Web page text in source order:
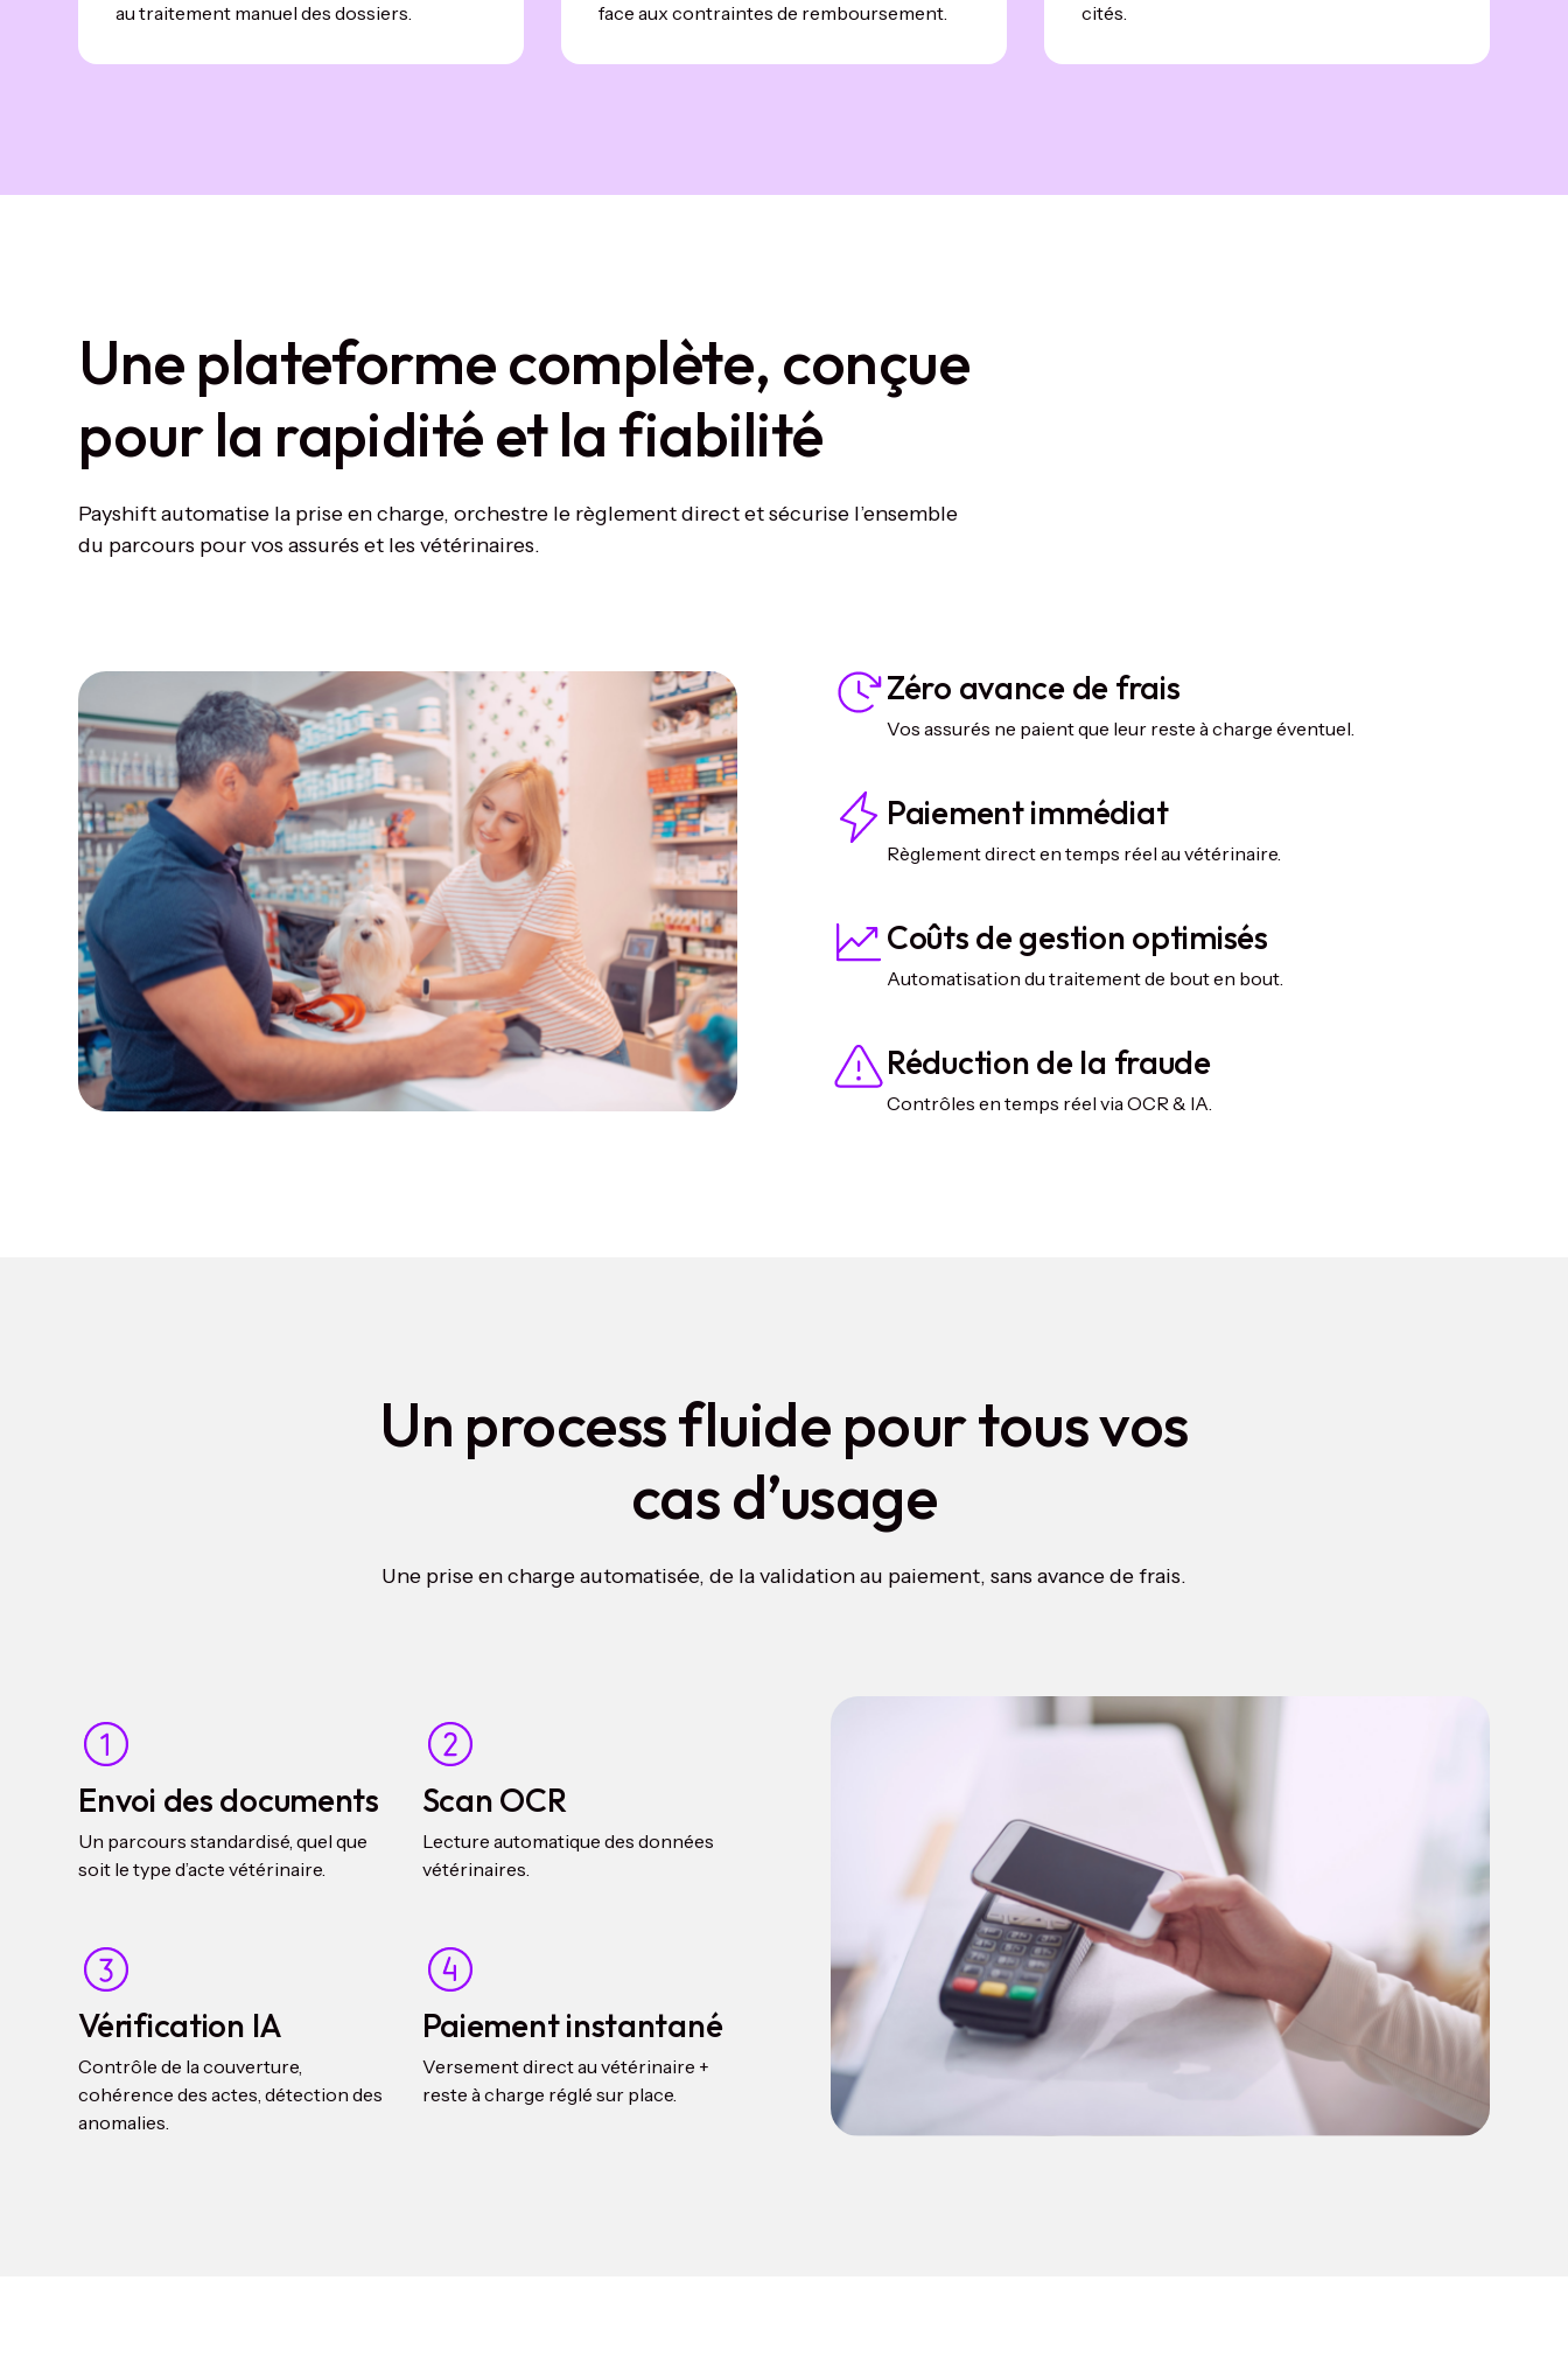
au traitement manuel des dossiers.
face aux contraintes de remboursement.
cités.
Une plateforme complète, conçue
pour la rapidité et la fiabilité
Payshift automatise la prise en charge, orchestre le règlement direct et sécurise l’ensemble
du parcours pour vos assurés et les vétérinaires.
Zéro avance de frais
Vos assurés ne paient que leur reste à charge éventuel.
Paiement immédiat
Règlement direct en temps réel au vétérinaire.
Coûts de gestion optimisés
Automatisation du traitement de bout en bout.
Réduction de la fraude
Contrôles en temps réel via OCR & IA.
Un process fluide pour tous vos
cas d’usage
Une prise en charge automatisée, de la validation au paiement, sans avance de frais.
Envoi des documents
Un parcours standardisé, quel que
soit le type d’acte vétérinaire.
Scan OCR
Lecture automatique des données
vétérinaires.
Vérification IA
Contrôle de la couverture,
cohérence des actes, détection des
anomalies.
Paiement instantané
Versement direct au vétérinaire +
reste à charge réglé sur place.